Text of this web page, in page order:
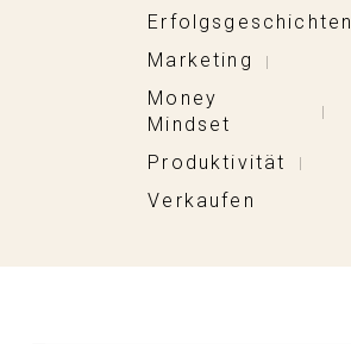
Erfolgsgeschichten
Marketing |
Money
Mindset
|
Produktivität |
Verkaufen